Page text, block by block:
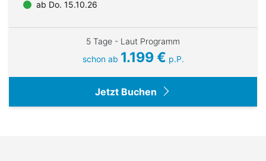
ab Do. 15.10.26
5 Tage - Laut Programm
schon ab 1.199 € p.P.
Jetzt Buchen